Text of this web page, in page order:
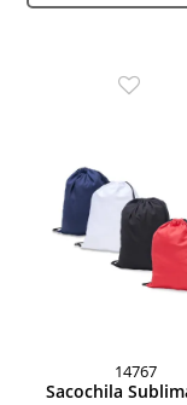
14767
Sacochila